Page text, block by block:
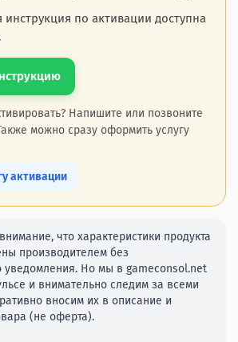
инструкция по активации доступна
Напишите или позвоните
можно сразу оформить услугу
активации
что характеристики продукта
производителем без
уведомления. Но мы в gameconsol.net
и внимательно следим за всеми
вносим их в описание и
(не оферта).